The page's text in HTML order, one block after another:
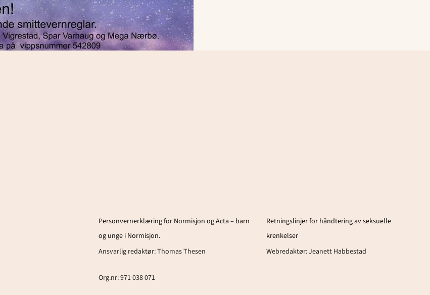
Personvernerklæring for Normisjon og Acta – barn
og unge i Normisjon.
Retningslinjer for håndtering av seksuelle
krenkelser
Ansvarlig redaktør:Thomas Thesen Webredaktør:Jeanett Habbestad
Org.nr: 971 038 071